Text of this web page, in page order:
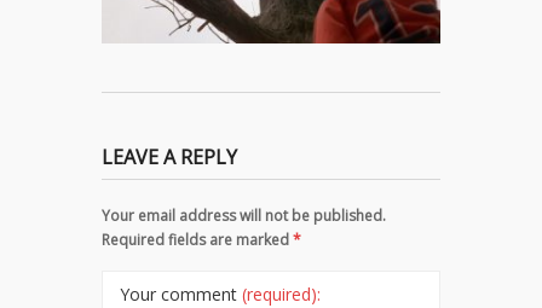
LEAVE A REPLY
Your email address will not be published.
Required fields are marked*
Your comment (required):